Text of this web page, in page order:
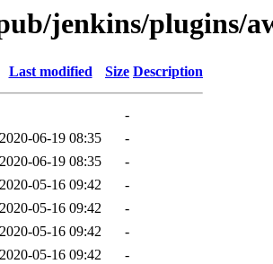
jenkins/plugins/
Last modified Size Description
-
2020-06-19 08:35
-
2020-06-19 08:35
-
2020-05-16 09:42
-
2020-05-16 09:42
-
2020-05-16 09:42
-
2020-05-16 09:42
-